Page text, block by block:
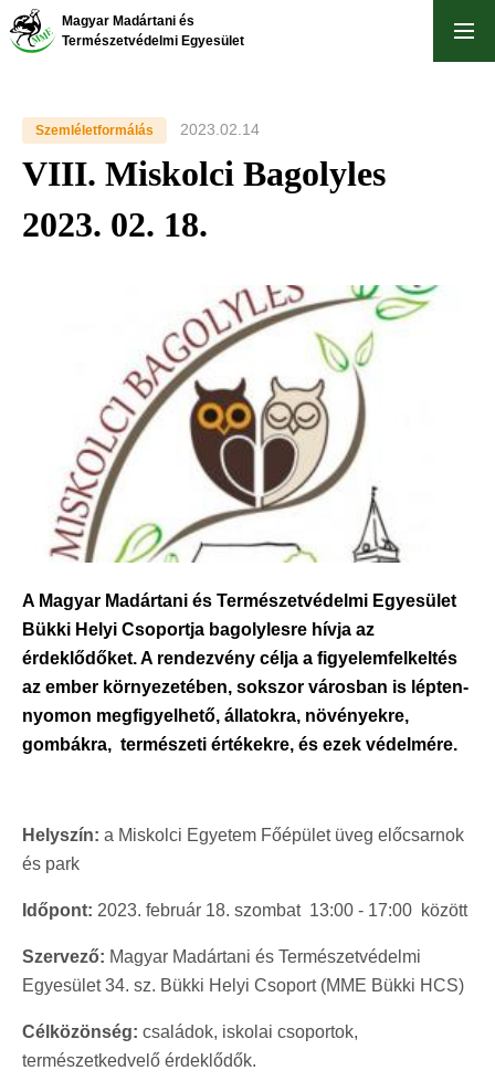
Ugrás
Magyar Madártani és
Természetvédelmi Egyesület
Szemléletformálás 2023.02.14
VIII. Miskolci Bagolyles
2023. 02. 18.
A Magyar Madártani és Természetvédelmi Egyesület
Bükki Helyi Csoportja bagolylesre hívja az
érdeklődőket. A rendezvény célja a figyelemfelkeltés
az ember környezetében, sokszor városban is lépten-
nyomon megfigyelhető, állatokra, növényekre,
gombákra, természeti értékekre, és ezek védelmére.
Helyszín: a Miskolci Egyetem Főépület üveg előcsarnok
és park
Időpont: 2023. február 18. szombat 13:00 - 17:00 között
Szervező: Magyar Madártani és Természetvédelmi
Egyesület 34. sz. Bükki Helyi Csoport (MME Bükki HCS)
Célközönség: családok, iskolai csoportok,
természetkedvelő érdeklődők.